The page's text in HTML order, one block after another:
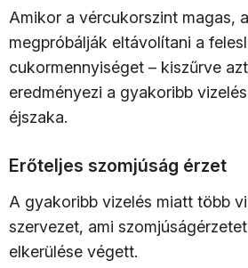
Amikor a vércukorszint magas,
megpróbálják eltávolítani a
cukormennyiséget – kiszűrve
eredményezi a gyakoribb
éjszaka.
Erőteljes szomjúság érzet
A gyakoribb vizelés miatt több
szervezet, ami
elkerülése végett.